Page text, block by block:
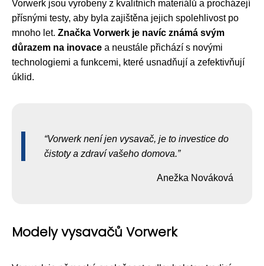
Vorwerk jsou vyrobeny z kvalitních materiálů a procházejí
přísnými testy, aby byla zajištěna jejich spolehlivost po
mnoho let. Značka Vorwerk je navíc známá svým
důrazem na inovace a neustále přichází s novými
technologiemi a funkcemi, které usnadňují a zefektivňují
úklid.
Vorwerk není jen vysavač, je to investice do
čistoty a zdraví vašeho domova.
Anežka Nováková
Modely vysavačů Vorwerk